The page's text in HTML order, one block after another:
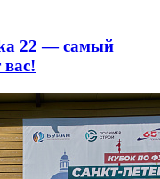
22 — самый